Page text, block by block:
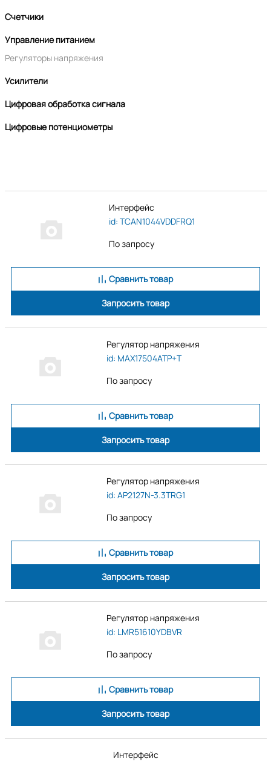
Счетчики
Управление питанием
Регуляторы напряжения
Усилители
Цифровая обработка сигнала
Цифровые потенциометры
Интерфейс
id: TCAN1044VDDFRQ1
По запросу
Сравнить товар
Запросить товар
Регулятор напряжения
id: MAX17504ATP+T
По запросу
Сравнить товар
Запросить товар
Регулятор напряжения
id: AP2127N-3.3TRG1
По запросу
Сравнить товар
Запросить товар
Регулятор напряжения
id: LMR51610YDBVR
По запросу
Сравнить товар
Запросить товар
Интерфейс